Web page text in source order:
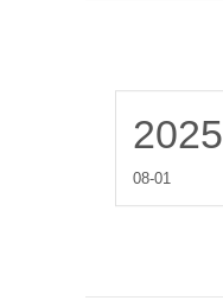
2025
08-01